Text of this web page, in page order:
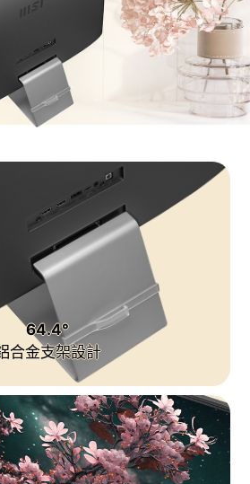
64.4°
合金支架設計